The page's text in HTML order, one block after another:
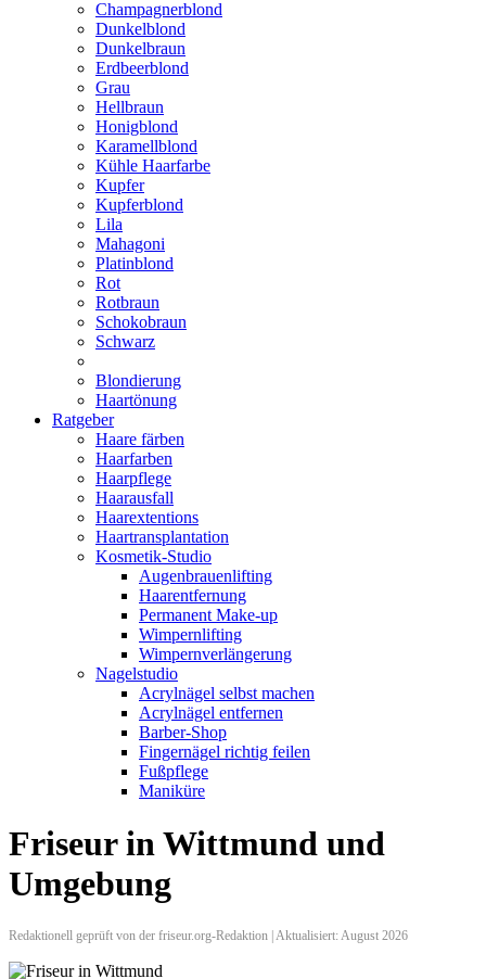
Champagnerblond
Dunkelblond
Dunkelbraun
Erdbeerblond
Grau
Hellbraun
Honigblond
Karamellblond
Kühle Haarfarbe
Kupfer
Kupferblond
Lila
Mahagoni
Platinblond
Rot
Rotbraun
Schokobraun
Schwarz
Blondierung
Haartönung
Ratgeber
Haare färben
Haarfarben
Haarpflege
Haarausfall
Haarextentions
Haartransplantation
Kosmetik-Studio
Augenbrauenlifting
Haarentfernung
Permanent Make-up
Wimpernlifting
Wimpernverlängerung
Nagelstudio
Acrylnägel selbst machen
Acrylnägel entfernen
Barber-Shop
Fingernägel richtig feilen
Fußpflege
Maniküre
Friseur in Wittmund und
Umgebung
Redaktionell geprüft von der friseur.org-Redaktion | Aktualisiert: August 2026